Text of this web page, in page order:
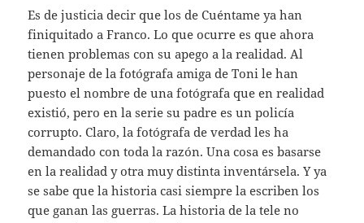
Es de justicia decir que los de Cuéntame ya han
finiquitado a Franco. Lo que ocurre es que ahora
tienen problemas con su apego a la realidad. Al
personaje de la fotógrafa amiga de Toni le han
puesto el nombre de una fotógrafa que en realidad
existió, pero en la serie su padre es un policía
corrupto. Claro, la fotógrafa de verdad les ha
demandado con toda la razón. Una cosa es basarse
en la realidad y otra muy distinta inventársela. Y ya
se sabe que la historia casi siempre la escriben los
que ganan las guerras. La historia de la tele no